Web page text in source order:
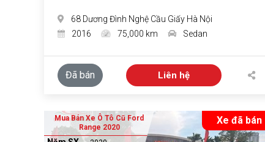
68 Dương Đình Nghệ Cầu Giấy Hà Nội
2016
75,000 km Sedan
Đã bán Liên hệ
Xe đã bán
Mua Bán Xe Ô Tô Cũ Ford
Range 2020